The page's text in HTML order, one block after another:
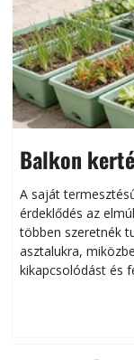
Balkon
A saját
érdeklődés az
többen szeretnék
asztalukra,
kikapcsolódást és